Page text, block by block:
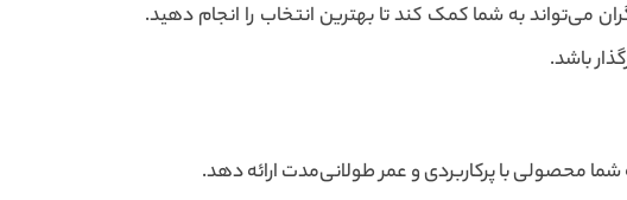
می‌تواند به شما کمک کند تا بهترین انتخاب را انجام دهید.
باشد.
محصولی با پرکاربردی و عمر طولانی‌مدت ارائه دهد.